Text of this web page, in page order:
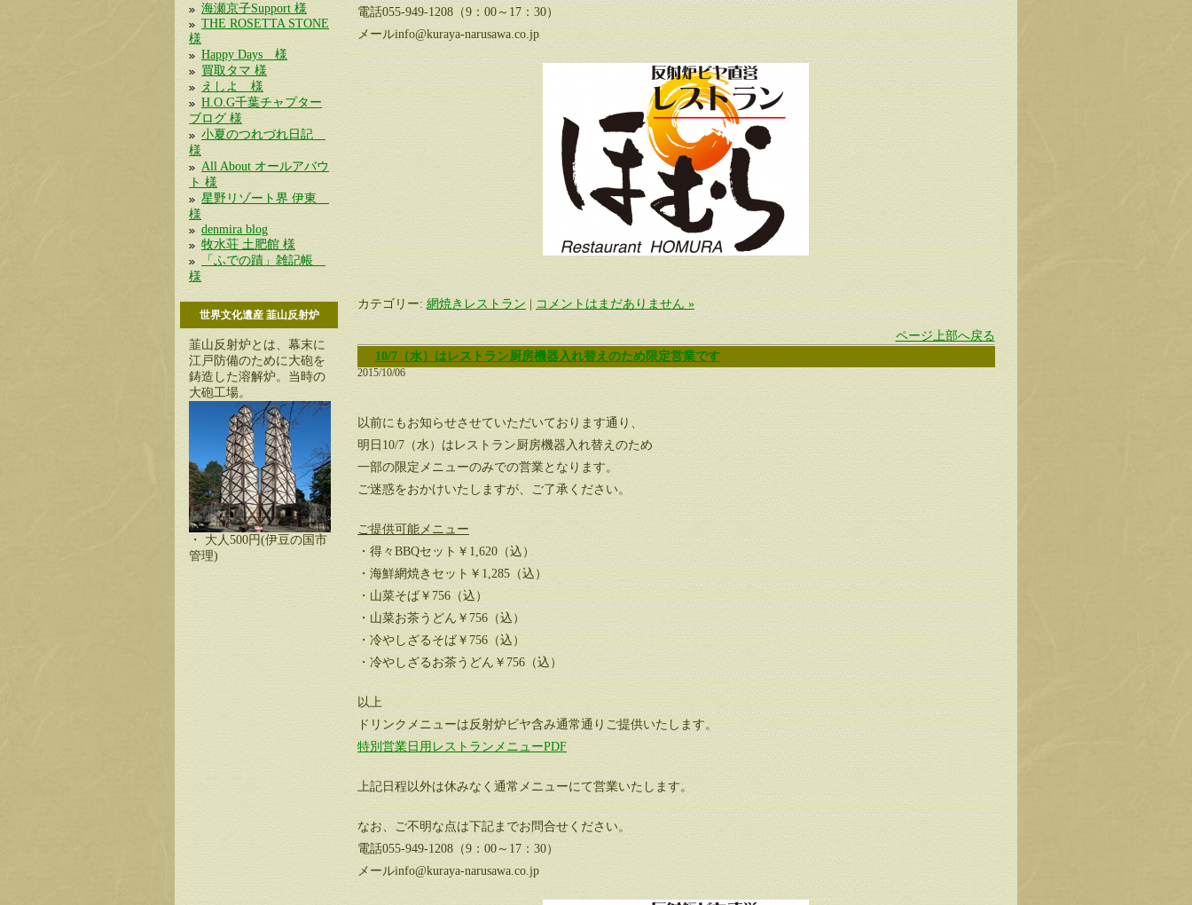
海瀬京子Support 様
THE ROSETTA STONE
様
Happy Days 様
買取タマ 様
えしよ 様
H.O.G千葉チャプター
ブログ 様
小夏のつれづれ日記
様
All About オールアバウ
ト 様
星野リゾート界 伊東
様
denmira blog
牧水荘 土肥館 様
「ふでの蹟」雑記帳
様
世界文化遺産 韮山反射炉
韮山反射炉とは、幕末に
江戸防備のために大砲を
鋳造した溶解炉。当時の
大砲工場。
・ 大人500円(伊豆の国市
管理)
電話055-949-1208（9：00～17：30）
メールinfo@kuraya-narusawa.co.jp
カテゴリー: 網焼きレストラン コメントはまだありません »
ページ上部へ戻る
10/7（水）はレストラン厨房機器入れ替えのため限定営業です
2015/10/06
以前にもお知らせさせていただいております通り、
明日10/7（水）はレストラン厨房機器入れ替えのため
一部の限定メニューのみでの営業となります。
ご迷惑をおかけいたしますが、ご了承ください。
ご提供可能メニュー
・得々BBQセット￥1,620（込）
・海鮮網焼きセット￥1,285（込）
・山菜そば￥756（込）
・山菜お茶うどん￥756（込）
・冷やしざるそば￥756（込）
・冷やしざるお茶うどん￥756（込）
以上
ドリンクメニューは反射炉ビヤ含み通常通りご提供いたします。
特別営業日用レストランメニューPDF
上記日程以外は休みなく通常メニューにて営業いたします。
なお、ご不明な点は下記までお問合せください。
電話055-949-1208（9：00～17：30）
メールinfo@kuraya-narusawa.co.jp